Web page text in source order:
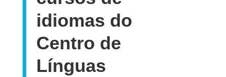
idiomas do
Centro de
Línguas